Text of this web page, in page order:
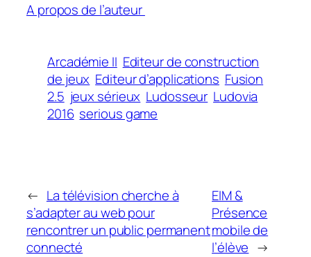
A propos de l’auteur
Arcadémie II Editeur de construction
de jeux Editeur d’applications Fusion
2.5 jeux sérieux Ludosseur Ludovia
2016 serious game
← La télévision cherche à
s’adapter au web pour
rencontrer un public permanent
connecté
EIM &
Présence
mobile de
l’élève →